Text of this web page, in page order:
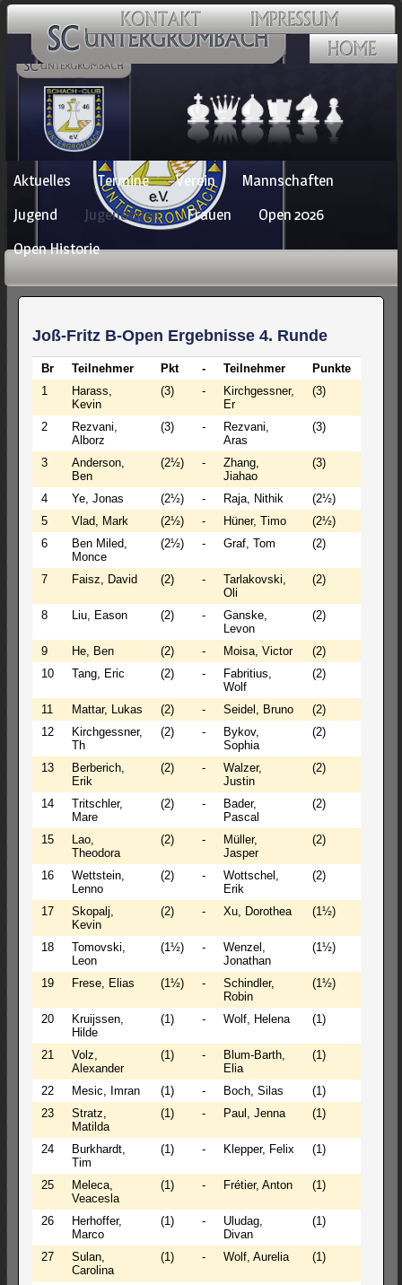
Navigation
überspringen
Aktuelles Termine Verein
Mannschaften
Jugend
Jugendopen Frauen
Open 2026
Open Historie
Joß-Fritz B-Open Ergebnisse 4. Runde
Br Teilnehmer Pkt - Teilnehmer Punkte
1
Harass,
Kevin
(3) -
Kirchgessner,
Er
(3)
2
Rezvani,
Alborz
(3) -
Rezvani,
Aras
(3)
3
Anderson,
Ben
(2½) -
Zhang,
Jiahao
(3)
4 Ye, Jonas (2½) - Raja, Nithik (2½)
5
Vlad, Mark (2½) - Hüner, Timo (2½)
6
Ben Miled,
Monce
(2½) - Graf, Tom (2)
7 Faisz, David (2) -
Tarlakovski,
Oli
(2)
8 Liu, Eason (2) -
Ganske,
Levon
(2)
9 He, Ben (2) - Moisa, Victor (2)
10
Tang, Eric (2) -
Fabritius,
Wolf
(2)
11 Mattar, Lukas (2) - Seidel, Bruno (2)
12
Kirchgessner,
Th
(2) -
Bykov,
Sophia
(2)
13
Berberich,
Erik
(2) -
Walzer,
Justin
(2)
14
Tritschler,
Mare
(2) -
Bader,
Pascal
(2)
15
Lao,
Theodora
(2) -
Müller,
Jasper
(2)
16
Wettstein,
Lenno
(2) -
Wottschel,
Erik
(2)
17
Skopalj,
Kevin
(2) - Xu, Dorothea (1½)
18
Tomovski,
Leon
(1½) -
Wenzel,
Jonathan
(1½)
19 Frese, Elias (1½) -
Schindler,
Robin
(1½)
20
Kruijssen,
Hilde
(1) - Wolf, Helena (1)
21
Volz,
Alexander
(1) -
Blum-Barth,
Elia
(1)
22 Mesic, Imran (1) - Boch, Silas (1)
23
Stratz,
Matilda
(1) - Paul, Jenna (1)
24
Burkhardt,
Tim
(1) - Klepper, Felix (1)
25
Meleca,
Veacesla
(1) - Frétier, Anton (1)
26
Herhoffer,
Marco
(1) -
Uludag,
Divan
(1)
27
Sulan,
Carolina
(1) - Wolf, Aurelia (1)